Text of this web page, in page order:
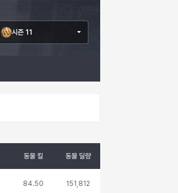
시즌 11
동물 킬 동물 딜량
84.50 151,812